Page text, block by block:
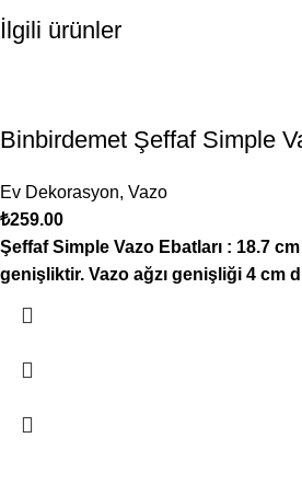
İlgili ürünler
Binbirdemet Şeffaf Simple
Ev Dekorasyon, Vazo
₺259.00
Şeffaf Simple Vazo Ebatları : 18.7
genişliktir. Vazo ağzı genişliği 4 cm